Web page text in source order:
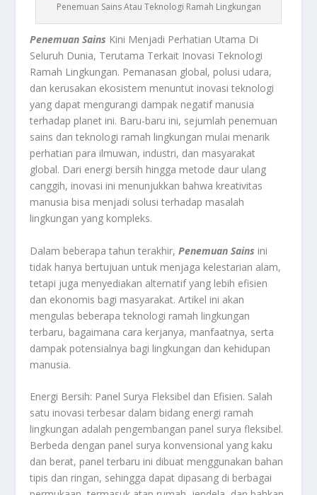
Penemuan Sains Atau Teknologi Ramah Lingkungan
Penemuan Sains Kini Menjadi Perhatian Utama Di
Seluruh Dunia, Terutama Terkait Inovasi Teknologi
Ramah Lingkungan. Pemanasan global, polusi udara,
dan kerusakan ekosistem menuntut inovasi teknologi
yang dapat mengurangi dampak negatif manusia
terhadap planet ini. Baru-baru ini, sejumlah penemuan
sains dan teknologi ramah lingkungan mulai menarik
perhatian para ilmuwan, industri, dan masyarakat
global. Dari energi bersih hingga metode daur ulang
canggih, inovasi ini menunjukkan bahwa kreativitas
manusia bisa menjadi solusi terhadap masalah
lingkungan yang kompleks.
Dalam beberapa tahun terakhir,Penemuan Sains ini
tidak hanya bertujuan untuk menjaga kelestarian alam,
tetapi juga menyediakan alternatif yang lebih efisien
dan ekonomis bagi masyarakat. Artikel ini akan
mengulas beberapa teknologi ramah lingkungan
terbaru, bagaimana cara kerjanya, manfaatnya, serta
dampak potensialnya bagi lingkungan dan kehidupan
manusia.
Energi Bersih: Panel Surya Fleksibel dan Efisien. Salah
satu inovasi terbesar dalam bidang energi ramah
lingkungan adalah pengembangan panel surya fleksibel.
Berbeda dengan panel surya konvensional yang kaku
dan berat, panel terbaru ini dibuat menggunakan bahan
tipis dan ringan, sehingga dapat dipasang di berbagai